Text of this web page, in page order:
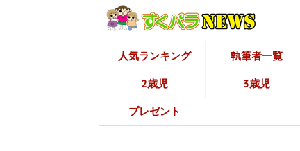
人気ランキング 執筆者一覧
2歳児 3歳児
プレゼント